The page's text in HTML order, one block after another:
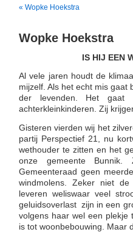
« Wopke Hoekstra
Wopke Hoekstra
IS HIJ EEN
Al vele jaren houdt de
mijzelf. Als het echt mis gaat
der levenden. Het gaat
achterkleinkinderen. Zij
Gisteren vierden wij het
partij Perspectief 21, nu
wethouder te zitten en het
onze gemeente
Gemeenteraad geen
windmolens. Zeker niet
leveren weliswaar veel
geluidsoverlast zijn in een
volgens haar wel een plekje
is tot woonbebouwing. Maar